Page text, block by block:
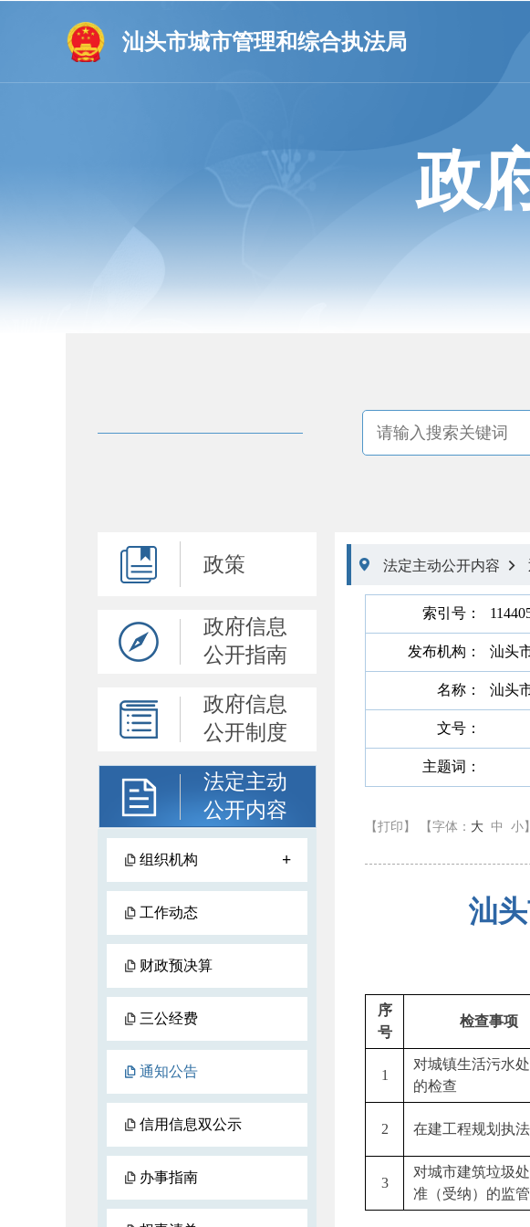
汕头市城市管理和综合执法局
政
政策
政府信息
公开指南
政府信息
公开制度
法定主动
公开内容
组织机构 +
工作动态
财政预决算
三公经费
通知公告
信用信息双公示
办事指南
 法定主动公开内容 
索引号：
发布机构： 汕头
名称： 汕头
文号：
主题词：
【打印】 【字体： 大 中 小 】
汕
序
号
检查事项
1
对城镇生活污水
的检查
2 在建工程规划执
3
对城市建筑垃圾
准（受纳）的监管